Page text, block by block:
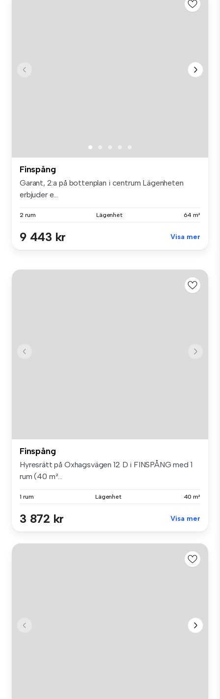
Finspång
Garant, 2:a på bottenplan i centrum Lägenheten
erbjuder e...
2 rum Lägenhet 64 m²
9 443 kr Visa mer
Finspång
Hyresrätt på Oxhagsvägen 12 D i FINSPÅNG med 1
rum (40 m²...
1 rum Lägenhet 40 m²
3 872 kr Visa mer